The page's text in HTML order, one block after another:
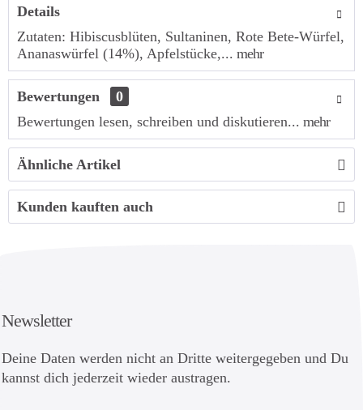
Details
Zutaten: Hibiscusblüten, Sultaninen, Rote Bete-Würfel,
Ananaswürfel (14%), Apfelstücke,... mehr
Bewertungen
0
Bewertungen lesen, schreiben und diskutieren... mehr
Ähnliche Artikel
Kunden kauften auch
Newsletter
Deine Daten werden nicht an Dritte weitergegeben und Du
kannst dich jederzeit wieder austragen.